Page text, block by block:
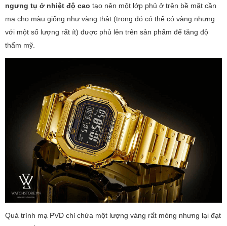
ngưng tụ ở nhiệt độ cao tạo nên một lớp phủ ở trên bề mặt cần
mạ cho màu giống như vàng thật (trong đó có thể có vàng nhưng
với một số lượng rất ít) được phủ lên trên sản phẩm để tăng độ
thẩm mỹ.
Quá trình mạ PVD chỉ chứa một lượng vàng rất mỏng nhưng lại đạt